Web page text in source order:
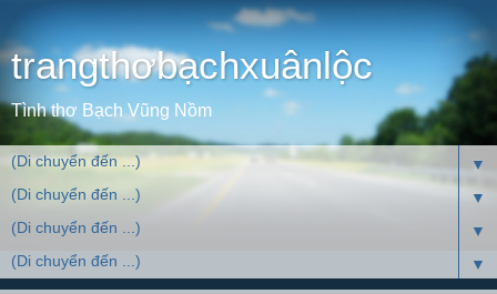
trangthơbạchxuânlộc
Tình thơ Bạch Vũng Nồm
▼
▼
▼
▼